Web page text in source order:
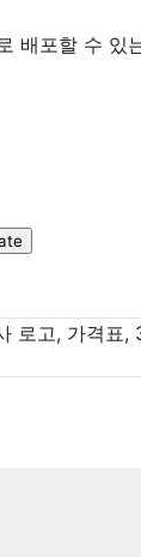
배포할 수 있
로고, 가격표,